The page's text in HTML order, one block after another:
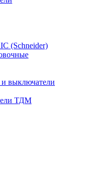
(Schneider)
и выключатели
ТДМ